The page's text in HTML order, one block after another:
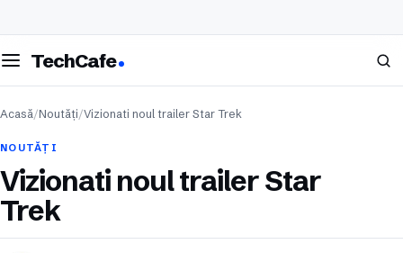
meniul
TechCafe Caută
Acasă/Noutăți/Vizionati noul trailer Star Trek
NOUTĂȚI
Vizionati noul trailer Star
Trek